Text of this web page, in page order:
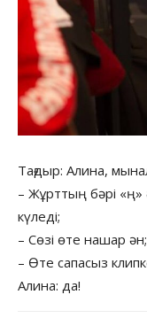
Тағдыр: Алина,
– Жұрттың бәрі
күледі;
– Сөзі өте нашар ән;
– Өте сапасыз
Алина: да!